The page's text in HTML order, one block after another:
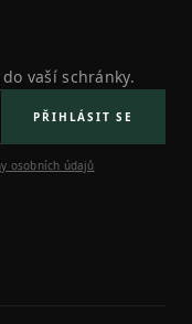
vaší schránky.
PŘIHLÁSIT SE
osobních údajů